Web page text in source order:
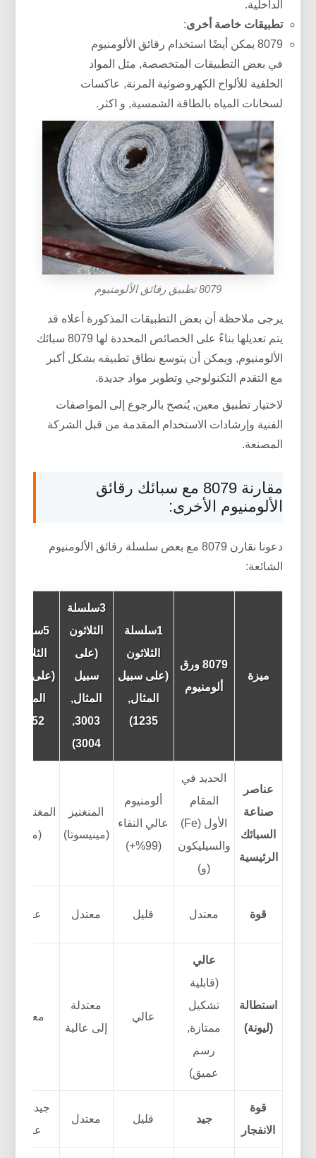
الداخلية.
تطبيقات خاصة أخرى:
8079 يمكن أيضًا استخدام رقائق الألومنيوم
في بعض التطبيقات المتخصصة, مثل المواد
الخلفية للألواح الكهروضوئية المرنة, عاكسات
لسخانات المياه بالطاقة الشمسية, و اكثر.
8079 تطبيق رقائق الألومنيوم
يرجى ملاحظة أن بعض التطبيقات المذكورة أعلاه قد
يتم تعديلها بناءً على الخصائص المحددة لها 8079 سبائك
الألومنيوم, ويمكن أن يتوسع نطاق تطبيقه بشكل أكبر
مع التقدم التكنولوجي وتطوير مواد جديدة.
لاختيار تطبيق معين, يُنصح بالرجوع إلى المواصفات
الفنية وإرشادات الاستخدام المقدمة من قبل الشركة
المصنعة.
مقارنة 8079 مع سبائك رقائق
الألومنيوم الأخرى:
دعونا نقارن 8079 مع بعض سلسلة رقائق الألومنيوم
الشائعة:
ميزة
8079 ورق
ألومنيوم
1سلسلة
الثلاثون
(على سبيل
المثال,
1235)
3سلسلة
الثلاثون
(على
سبيل
المثال,
3003,
3004)
5سلسلة
الثلاثون
(على سبيل
المثال,
5052)
عناصر
صناعة
السبائك
الرئيسية
الحديد في
المقام
الأول (Fe)
والسيليكون
(و)
ألومنيوم
عالي النقاء
(99%+)
المنغنيز
(مينيسوتا)
المغنيسيوم
(ملغ)
قوة معتدل قليل معتدل عالي
استطالة
(ليونة)
عالي
(قابلية
تشكيل
ممتازة,
رسم
عميق)
عالي
معتدلة
إلى عالية
معتدل
قوة
الانفجار
جيد قليل معتدل
جيدة إلى
عالية